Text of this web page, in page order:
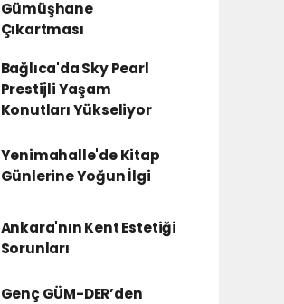
Gümüşhane
Çıkartması
Bağlıca'da Sky Pearl
Prestijli Yaşam
Konutları Yükseliyor
Yenimahalle'de Kitap
Günlerine Yoğun İlgi
Ankara'nın Kent Estetiği
Sorunları
Genç GÜM-DER’den